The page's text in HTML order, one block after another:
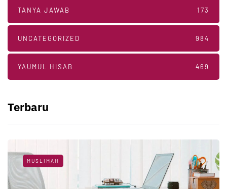
TANYA JAWAB 173
UNCATEGORIZED 984
YAUMUL HISAB 469
Terbaru
MUSLIMAH